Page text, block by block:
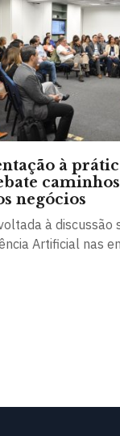
à
negócios
à discussão
Artificial nas